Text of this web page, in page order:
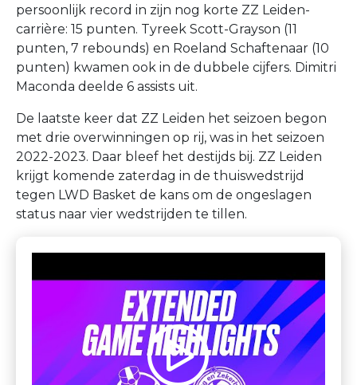
persoonlijk record in zijn nog korte ZZ Leiden-
carrière: 15 punten. Tyreek Scott-Grayson (11
punten, 7 rebounds) en Roeland Schaftenaar (10
punten) kwamen ook in de dubbele cijfers. Dimitri
Maconda deelde 6 assists uit.
De laatste keer dat ZZ Leiden het seizoen begon
met drie overwinningen op rij, was in het seizoen
2022-2023. Daar bleef het destijds bij. ZZ Leiden
krijgt komende zaterdag in de thuiswedstrijd
tegen LWD Basket de kans om de ongeslagen
status naar vier wedstrijden te tillen.